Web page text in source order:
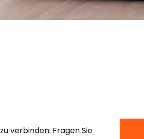
zu verbinden: Fragen Sie